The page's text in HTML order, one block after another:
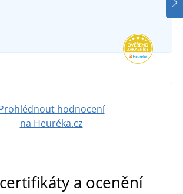
879 Kč
hodnocení
na Heuréka.cz
a ocenění